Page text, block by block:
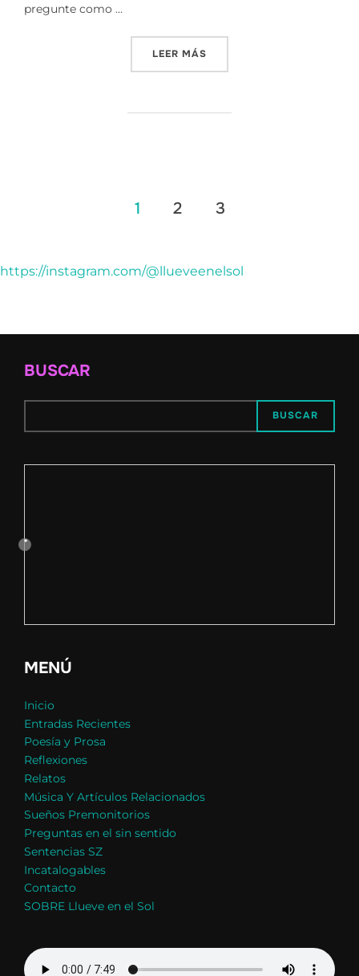
pregunte como …
LEER MÁS
Paginación
entradas
1 2 3
https://instagram.com/@llueveenelsol
BUSCAR
BUSCAR
MENÚ
Inicio
Entradas Recientes
Poesía y Prosa
Reflexiones
Relatos
Música Y Artículos Relacionados
Sueños Premonitorios
Preguntas en el sin sentido
Sentencias SZ
Incatalogables
Contacto
SOBRE Llueve en el Sol